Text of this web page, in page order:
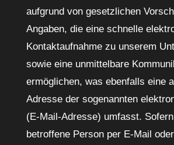
aufgrund von gesetzlichen
Angaben, die eine schnelle
Kontaktaufnahme zu unserem
sowie eine unmittelbare
ermöglichen, was ebenfalls eine
Adresse der sogenannten
(E-Mail-Adresse) umfasst.
betroffene Person per E-Mail